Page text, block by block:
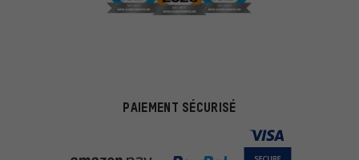
PAIEMENT SÉCURISÉ